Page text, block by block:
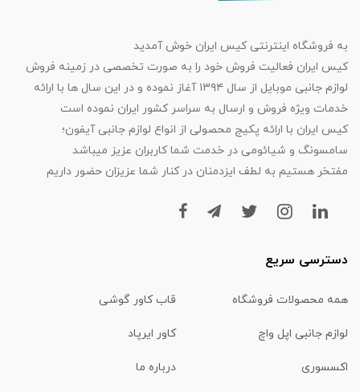
به فروشگاه اینترنتی کیس ایران خوش آمدید
کیس ایران فعالیت فروش خود را به صورت تخصصی در زمینه فروش
لوازم جانبی موبایل از سال ۱۳۹۴ آغاز نموده و در این سال ها با ارائه
خدمات ویژه فروش و ارسال به سراسر کشور ایران نموده است
کیس ایران با ارائه پکیج محصولی از انواع لوازم جانبی آیفون؛
سامسونگ و شیائومی در خدمت شما کاربران عزیز میباشد
مفتخر هستیم به لطف ایزدمنان در کنار شما عزیزان حضور داریم
دسترسی سریع
همه محصولات فروشگاه قاب کاور گوشی
لوازم جانبی اپل واچ کاور ایرپاد
اکسسوری درباره ما